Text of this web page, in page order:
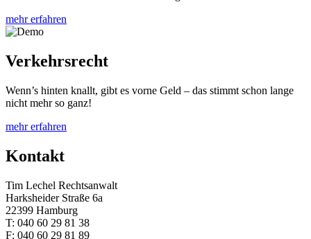
mehr erfahren
Verkehrsrecht
Wenn’s hinten knallt, gibt es vorne Geld – das stimmt schon lange
nicht mehr so ganz!
mehr erfahren
Kontakt
Tim Lechel Rechtsanwalt
Harksheider Straße 6a
22399 Hamburg
T: 040 60 29 81 38
F: 040 60 29 81 89